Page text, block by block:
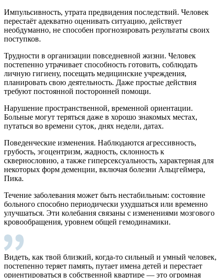
Импульсивность, утрата предвидения последствий. Человек
перестаёт адекватно оценивать ситуацию, действует
необдуманно, не способен прогнозировать результаты своих
поступков.
Трудности в организации повседневной жизни. Человек
постепенно утрачивает способность готовить, соблюдать
личную гигиену, посещать медицинские учреждения,
планировать свою деятельность. Даже простые действия
требуют постоянной посторонней помощи.
Нарушение пространственной, временной ориентации.
Больные могут теряться даже в хорошо знакомых местах,
путаться во времени суток, днях недели, датах.
Поведенческие изменения. Наблюдаются агрессивность,
грубость, эгоцентризм, жадность, склонность к
сквернословию, а также гиперсексуальность, характерная для
некоторых форм деменции, включая болезни Альцгеймера,
Пика.
Течение заболевания может быть нестабильным: состояние
больного способно периодически ухудшаться или временно
улучшаться. Эти колебания связаны с изменениями мозгового
кровообращения, уровнем общей гемодинамики.
Видеть, как твой близкий, когда-то сильный и умный человек,
постепенно теряет память, путает имена детей и перестает
ориентироваться в собственной квартире — это огромная